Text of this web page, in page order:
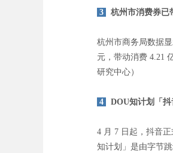
3 杭州市消费券已
杭州市商务局数据
元，带动消费 4.21
研究中心）
4 DOU知计划「
4 月 7 日起，抖音
知计划」是由字节